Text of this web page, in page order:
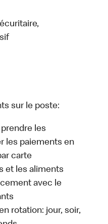
sur le poste:
les
les paiements en
carte
et les aliments
avec le
rotation: jour, soir,